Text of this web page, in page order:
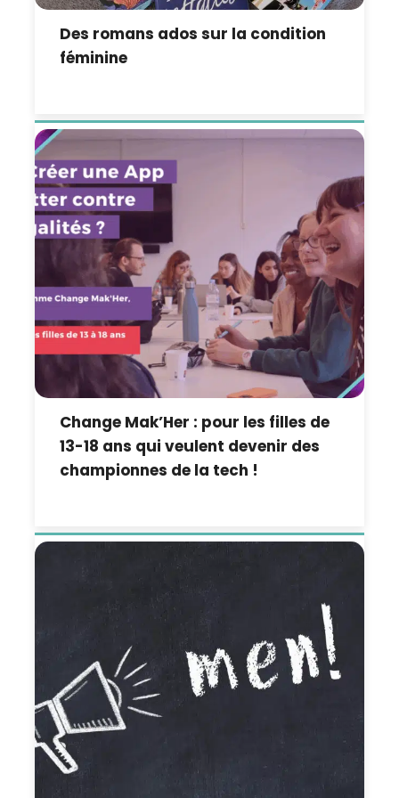
Des romans ados sur la condition
féminine
Change Mak’Her : pour les filles de
13-18 ans qui veulent devenir des
championnes de la tech !